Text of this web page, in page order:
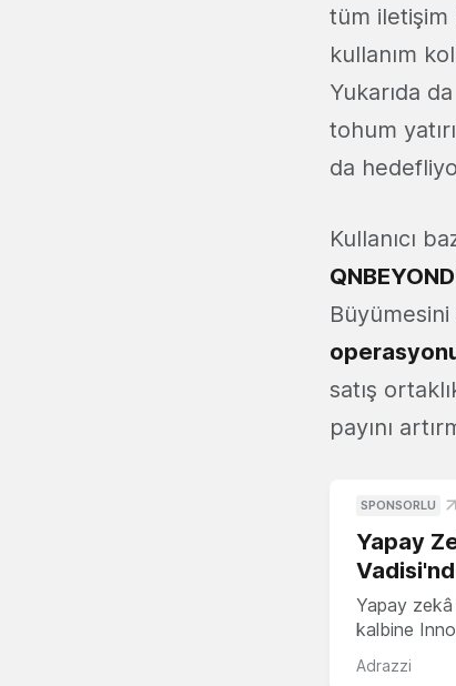
tüm iletişim
kullanım
Yukarıda
tohum
da
Kullanıcı
Büyümesini
satış
payını
SPONSORLU
Yapay
Yapay zekâ
kalbine
Adrazzi